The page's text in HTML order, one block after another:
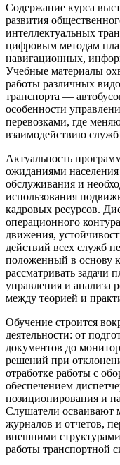
Содержание курса
развития
интеллектуальных
цифровым методам
навигационных,
Учебные материалы
работы различных
транспорта —
особенности
перевозками, где
взаимодействию
Актуальность
ожиданиями населения
обслуживания и
использования
кадровых ресурсов.
операционного
движения,
действий всех служб
положенный в основу
рассматривать задачи
управления и анализа
между теорией и
Обучение строится
деятельности: от
документов до
решений при
отработке работы с
обеспечением
позиционирования и
Слушатели осваивают
журналов и отчетов,
внешними
работы транспортной